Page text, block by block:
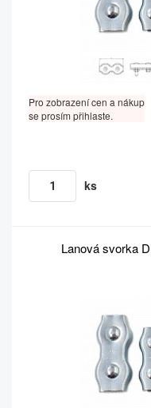
Pro zobrazení cen a nákup
se prosím přihlaste.
ks
Lanová svorka